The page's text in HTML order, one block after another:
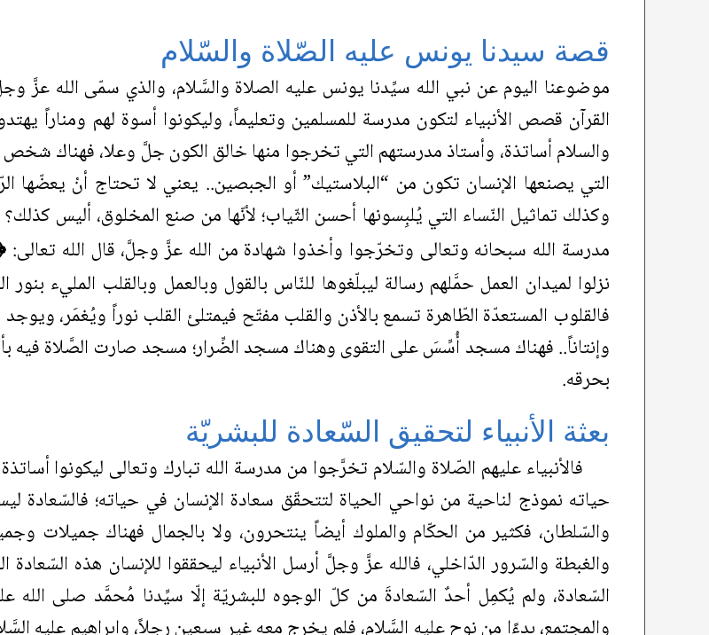
قصة سيدنا يونس عليه الصّلاة والسّلام
موضوعنا اليوم عن نبي الله سيِّدنا يونس عليه الصلاة والسَّلام، والذي سمّى الله عزَّ
القرآن قصص الأنبياء لتكون مدرسة للمسلمين وتعليماً، وليكونوا أسوة لهم ومناراً
والسلام أساتذة، وأستاذ مدرستهم التي تخرجوا منها خالق الكون جلَّ وعلا، فهناك
التي يصنعها الإنسان تكون من “البلاستيك” أو الجبصين.. يعني لا تحتاج أنْ يعضّها
وكذلك تماثيل النّساء التي يُلبِسونها أحسن الثّياب؛ لأنّها من صنع المخلوق، أليس
مدرسة الله سبحانه وتعالى وتخرّجوا وأخذوا شهادة من الله عزَّ وجلَّ، قال الله تعالى:
نزلوا لميدان العمل حمَّلهم رسالة ليبلّغوها للنّاس بالقول وبالعمل وبالقلب المليء
فالقلوب المستعدّة الطّاهرة تسمع بالأذن والقلب مفتّح فيمتلئ القلب نوراً ويُغمَر،
وإنتاناً.. فهناك مسجد أُسِّسَ على التقوى وهناك مسجد الضِّرار؛ مسجد صارت الصَّلاة فيه
بحرقه.
بعثة الأنبياء لتحقيق السّعادة للبشريّة
فالأنبياء عليهم الصّلاة والسّلام تخرَّجوا من مدرسة الله تبارك وتعالى ليكونوا
حياته نموذج لناحية من نواحي الحياة لتتحقّق سعادة الإنسان في حياته؛ فالسّعادة
والسّلطان، فكثير من الحكّام والملوك أيضاً ينتحرون، ولا بالجمال فهناك جميلات
والغبطة والسّرور الدّاخلي، فالله عزَّ وجلَّ أرسل الأنبياء ليحققوا للإنسان هذه
السّعادة، ولم يُكمِل أحدٌ السّعادةَ من كلّ الوجوه للبشريّة إلّا سيِّدنا مُحمَّد صلى الله